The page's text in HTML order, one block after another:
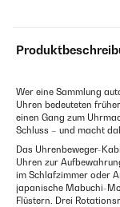
Wer eine Sammlung
Uhren bedeuteten
einen Gang zum
Schluss – und macht
Das Uhrenbeweger-
Uhren zur
im Schlafzimmer oder
japanische Mabuchi-
Flüstern. Drei